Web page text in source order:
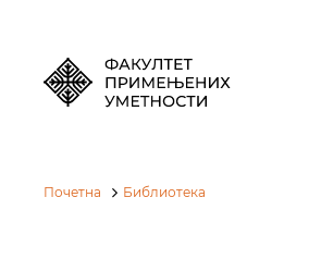
Почетна Библиотека